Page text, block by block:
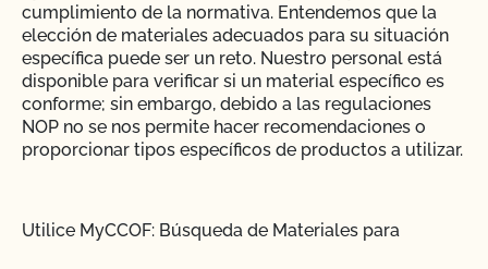
cumplimiento de la normativa. Entendemos que la
elección de materiales adecuados para su situación
específica puede ser un reto. Nuestro personal está
disponible para verificar si un material específico es
conforme; sin embargo, debido a las regulaciones
NOP no se nos permite hacer recomendaciones o
proporcionar tipos específicos de productos a utilizar.
Utilice MyCCOF: Búsqueda de Materiales para